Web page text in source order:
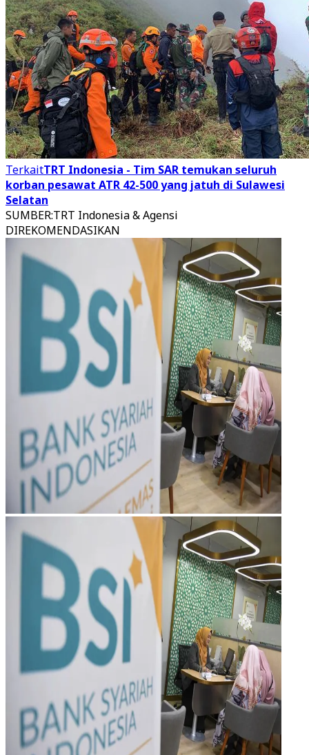
TerkaitTRT Indonesia - Tim SAR temukan seluruh
korban pesawat ATR 42-500 yang jatuh di Sulawesi
Selatan
SUMBER:TRT Indonesia & Agensi
DIREKOMENDASIKAN